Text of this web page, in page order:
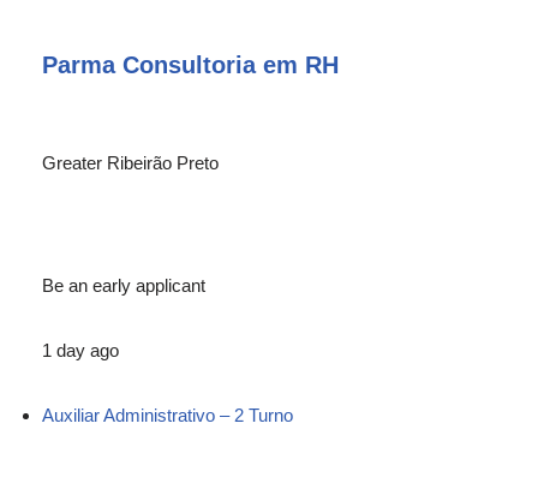
Parma Consultoria em RH
Greater Ribeirão Preto
Be an early applicant
1 day ago
Auxiliar Administrativo – 2 Turno